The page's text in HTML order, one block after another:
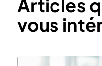
Articles
vous